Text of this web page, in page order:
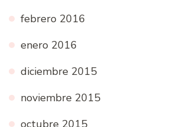
febrero 2016
enero 2016
diciembre 2015
noviembre 2015
octubre 2015